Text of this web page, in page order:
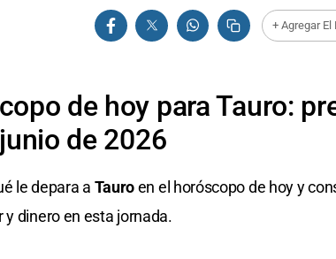
+ Agregar El
de hoy para Tauro:
de 2026
le depara a Tauroen el horóscopo de hoy y
y dinero en esta jornada.